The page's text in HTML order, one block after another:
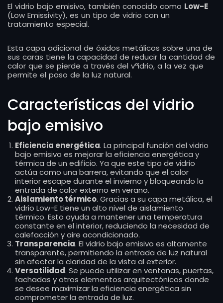
El vidrio bajo emisivo, también conocido como Low-E
(Low Emissivity), es un tipo de vidrio con un
tratamiento especial.
Esta capa adicional de óxidos metálicos sobre una de
sus caras tiene la capacidad de reducir la cantidad de
calor que se pierde a través del vºidrio, a la vez que
permite el paso de la luz natural.
Características del vidrio
bajo emisivo
Eficiencia energética. La principal función del vidrio
bajo emisivo es mejorar la eficiencia energética y
térmica de un edificio. Ya que este tipo de vidrio
actúa como una barrera, evitando que el calor
interior escape durante el invierno y bloqueando la
entrada de calor externo en verano.
Aislamiento térmico. Gracias a su capa metálica, el
vidrio Low-E tiene un alto nivel de aislamiento
térmico. Esto ayuda a mantener una temperatura
constante en el interior, reduciendo la necesidad de
calefacción y aire acondicionado.
Transparencia. El vidrio bajo emisivo es altamente
transparente, permitiendo la entrada de luz natural
sin afectar la claridad de la vista al exterior.
Versatilidad. Se puede utilizar en ventanas, puertas,
fachadas y otros elementos arquitectónicos donde
se desee maximizar la eficiencia energética sin
comprometer la entrada de luz.